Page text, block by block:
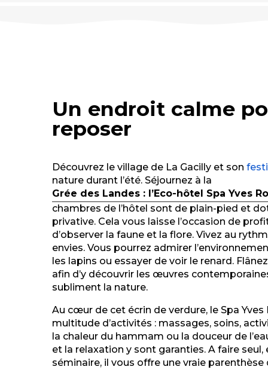
Un endroit calme
reposer
Découvrez le village de La Gacilly et son
nature durant l’été. Séjournez à la
Grée des Landes : l’Eco-hôtel Spa Yves
chambres de l’hôtel sont de plain-pied et
privative. Cela vous laisse l’occasion de
d’observer la faune et la flore. Vivez au
envies. Vous pourrez admirer
les lapins ou essayer de voir le renard.
afin d’y découvrir les œuvres
subliment la nature.
Au cœur de cet écrin de verdure, le Spa
multitude d’activités : massages, soins,
la chaleur du hammam ou la douceur de
et la relaxation y sont garanties. A faire seul,
séminaire, il vous offre une vraie parenthèse